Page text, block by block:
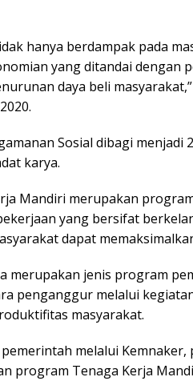
hanya berdampak pada
yang ditandai dengan
daya beli
Sosial dibagi
karya.
Mandiri merupakan
yang bersifat
dapat
merupakan jenis program
penganggur melalui
masyarakat.
melalui
program Tenaga Kerja